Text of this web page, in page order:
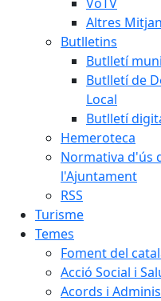
Altres
Butlletins
Butlletí
Butlletí de
Local
Butlletí
Hemeroteca
Normativa d'ús
l'Ajuntament
RSS
Turisme
Temes
Foment del
Acció Social i
Acords i